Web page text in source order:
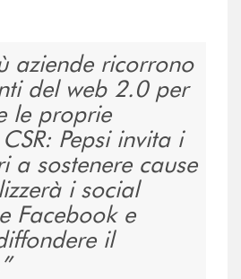
aziende ricorrono
del web 2.0 per
le proprie
Pepsi invita i
a sostenere cause
i social
Facebook e
il